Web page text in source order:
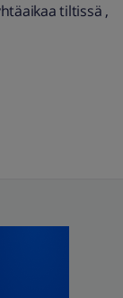
tiltissä ,